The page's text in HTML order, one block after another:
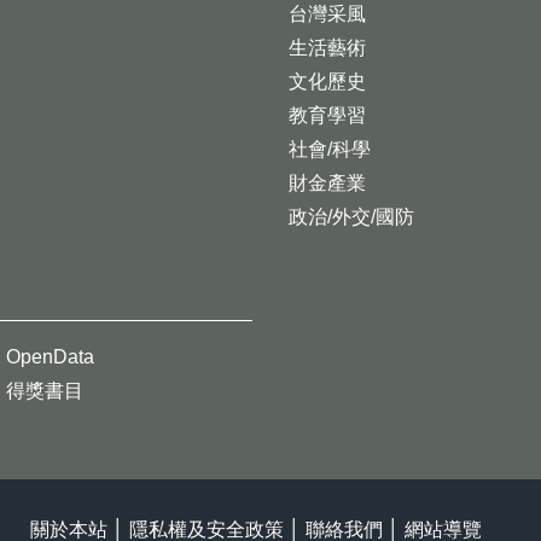
台灣采風
生活藝術
文化歷史
教育學習
社會/科學
財金產業
政治/外交/國防
OpenData
得獎書目
關於本站 隱私權及安全政策 聯絡我們 網站導覽